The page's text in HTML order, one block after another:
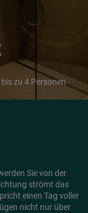
zu 4 Personen
Sie von der
strömt das
einen Tag voller
nicht nur über